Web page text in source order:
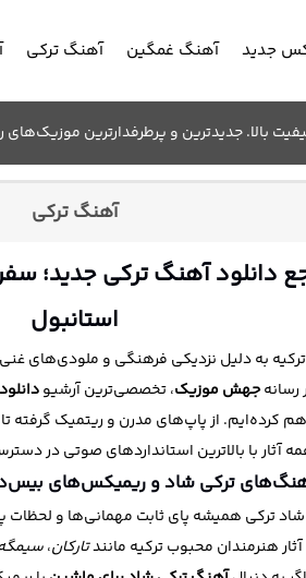
جدید آهنگ غمگین آهنگ ترکی
بالا. جدیدترین و پرطرفدارترین موزیک‌های
آهنگ ترکی
دانلود آهنگ ترکی جدید؛
استانبول
به دلیل نزدیکی فرهنگی و ملودی‌های غنی،
رسانهجهش موزیک، تخصصی‌ترین آرشیو
کرده‌ایم. از پاپ‌های مدرن و ریتمیک گرفته
آثار با بالاترین استانداردهای صوتی در
ترکی شاد و ریمیکس‌های
ترکی همیشه پای ثابت مهمانی‌ها و لحظات
هنرمندان محبوب ترکیه مانندتارکان،